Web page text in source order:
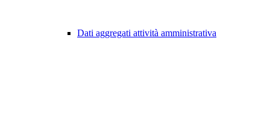
Dati aggregati attività amministrativa